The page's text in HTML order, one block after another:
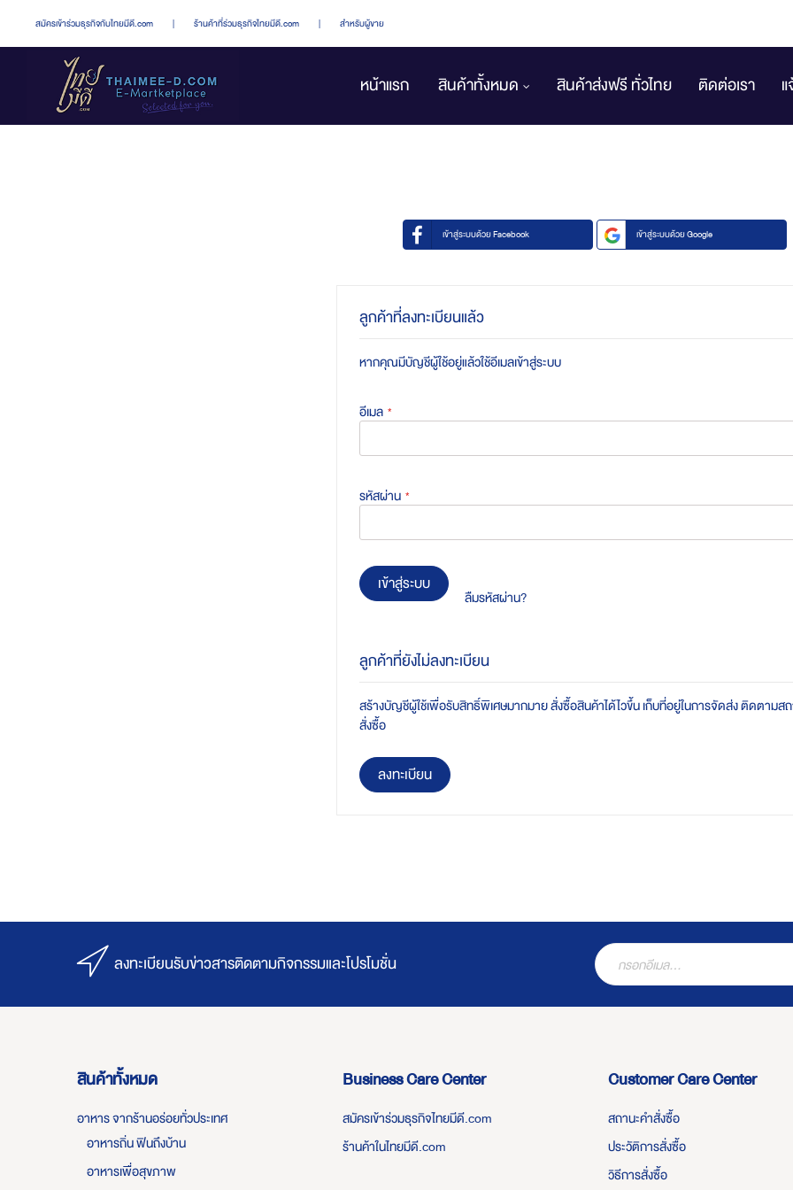
สมัครเข้าร่วมธุรกิจกับไทยมีดี.com | ร้านค้าที่ร่วมธุรกิจไทยมีดี.com | สำหรับผู้ขาย
หน้าแรก สินค้าทั้งหมด สินค้าส่งฟรี ทั่วไทย ติดต่อเรา
เข้าสู่ระบบด้วย Facebook เข้าสู่ระบบด้วย Google
ลูกค้าที่ลงทะเบียนแล้ว
หากคุณมีบัญชีผู้ใช้อยู่แล้วใช้อีเมลเข้าสู่ระบบ
อีเมล
รหัสผ่าน
เข้าสู่ระบบ
ลืมรหัสผ่าน?
ลูกค้าที่ยังไม่ลงทะเบียน
สร้างบัญชีผู้ใช้เพื่อรับสิทธิ์พิเศษมากมาย สั่งซื้อสินค้าได้ไวขึ้น เก็บที่อยู่ในการจัดส่ง ติดตามส
สั่งซื้อ
ลงทะเบียน
ลงทะเบียนรับข่าวสารติดตามกิจกรรมและโปรโมชั่น
สินค้าทั้งหมด
อาหาร จากร้านอร่อยทั่วประเทศ
อาหารถิ่น ฟินถึงบ้าน
อาหารเพื่อสุขภาพ
Business Care Center
สมัครเข้าร่วมธุรกิจไทยมีดี.com
ร้านค้าในไทยมีดี.com
Customer Care Center
สถานะคำสั่งซื้อ
ประวัติการสั่งซื้อ
วิธีการสั่งซื้อ